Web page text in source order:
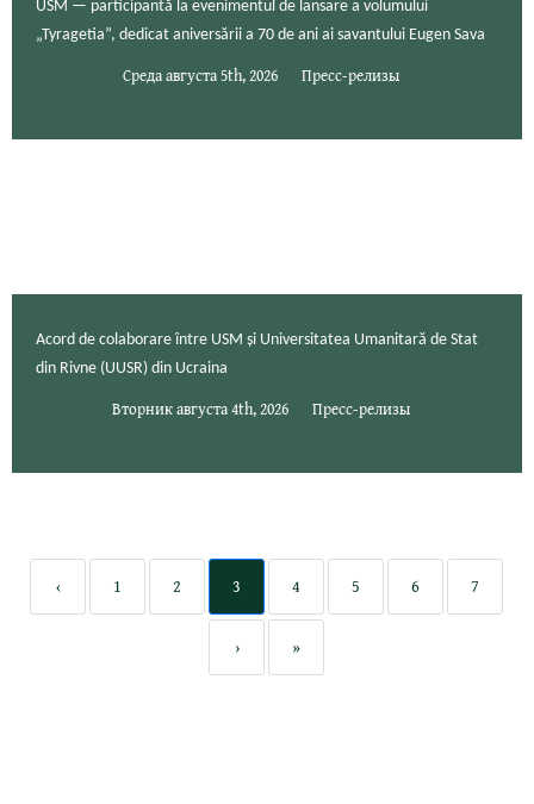
USM — participantă la evenimentul de lansare a volumului
„Tyragetia”, dedicat aniversării a 70 de ani ai savantului Eugen Sava
Среда августа 5th, 2026 Пресс-релизы
Acord de colaborare între USM și Universitatea Umanitară de Stat
din Rivne (UUSR) din Ucraina
Вторник августа 4th, 2026 Пресс-релизы
‹ 1 2 3 4 5 6 7
› »